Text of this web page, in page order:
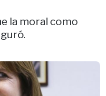
la moral como